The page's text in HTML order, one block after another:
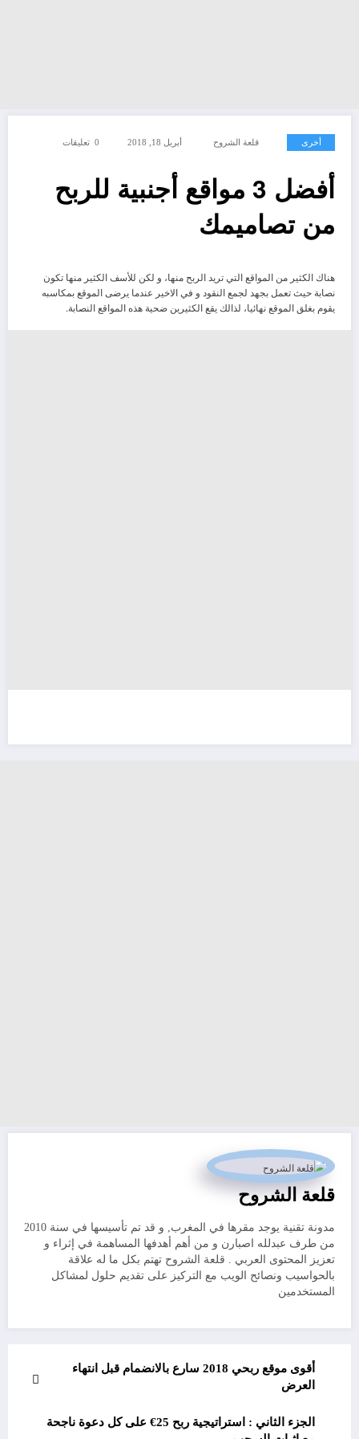
أخرى قلعة الشروح أبريل 18, 2018 0 تعليقات
أفضل 3 مواقع أجنبية للربح
من تصاميمك
هناك الكثير من المواقع التي تريد الربح منها، و لكن للأسف الكثير منها تكون
نصابة حيث تعمل بجهد لجمع النقود و في الاخير عندما يرضى الموقع بمكاسبه
يقوم بغلق الموقع نهائيا، لذالك يقع الكثيرين ضحية هذه المواقع النصابة.
قلعة الشروح
مدونة تقنية يوجد مقرها في المغرب, و قد تم تأسيسها في سنة 2010
من طرف عبدلله اصبارن و من أهم أهدفها المساهمة في إثراء و
تعزيز المحتوى العربي . قلعة الشروح تهتم بكل ما له علاقة
بالحواسيب ونصائح الويب مع التركيز على تقديم حلول لمشاكل
المستخدمين
أقوى موقع ربحي 2018 سارع بالانضمام قبل انتهاء
العرض
الجزء الثاني : استراتيجية ربح 25€ على كل دعوة ناجحة